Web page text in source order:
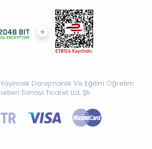
Danışmanlık Ve Eğitim Öğretim
Sanayi Ticaret Ltd. Şti.